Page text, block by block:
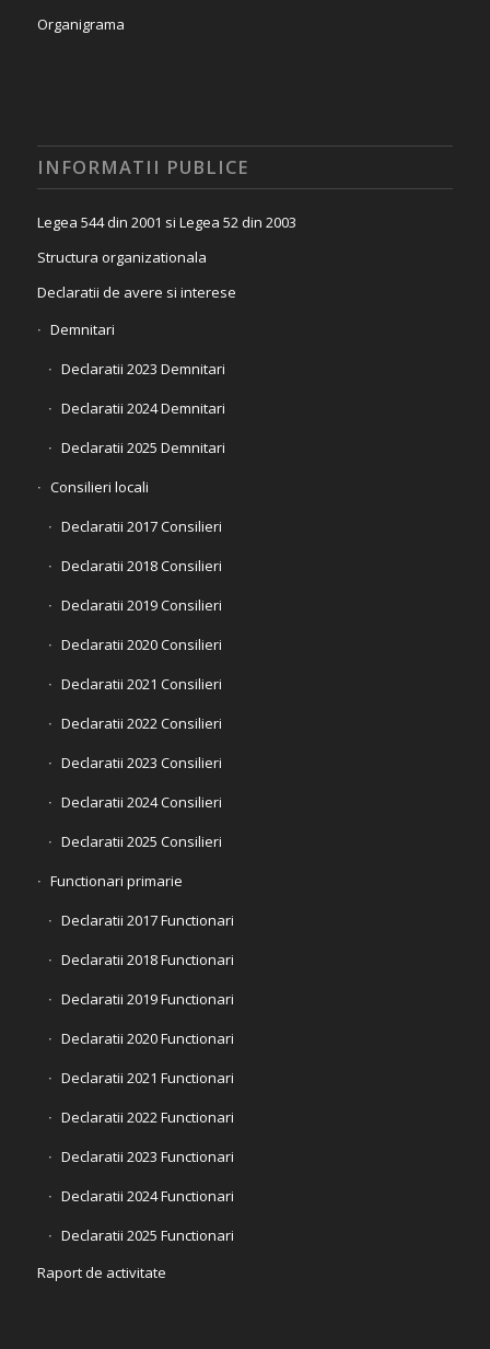
Organigrama
INFORMATII PUBLICE
Legea 544 din 2001 si Legea 52 din 2003
Structura organizationala
Declaratii de avere si interese
Demnitari
Declaratii 2023 Demnitari
Declaratii 2024 Demnitari
Declaratii 2025 Demnitari
Consilieri locali
Declaratii 2017 Consilieri
Declaratii 2018 Consilieri
Declaratii 2019 Consilieri
Declaratii 2020 Consilieri
Declaratii 2021 Consilieri
Declaratii 2022 Consilieri
Declaratii 2023 Consilieri
Declaratii 2024 Consilieri
Declaratii 2025 Consilieri
Functionari primarie
Declaratii 2017 Functionari
Declaratii 2018 Functionari
Declaratii 2019 Functionari
Declaratii 2020 Functionari
Declaratii 2021 Functionari
Declaratii 2022 Functionari
Declaratii 2023 Functionari
Declaratii 2024 Functionari
Declaratii 2025 Functionari
Raport de activitate